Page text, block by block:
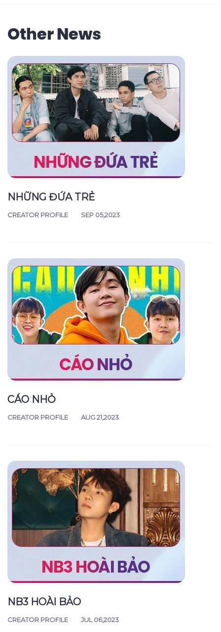
Other News
NHỮNG ĐỨA TRẺ
CREATOR PROFILE SEP 05,2023
CÁO NHỎ
CREATOR PROFILE AUG 21,2023
NB3 HOÀI BẢO
CREATOR PROFILE JUL 06,2023